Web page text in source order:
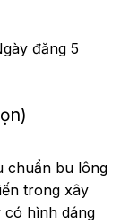
đăng 5
chuẩn bu lông
trong xây
có hình dáng